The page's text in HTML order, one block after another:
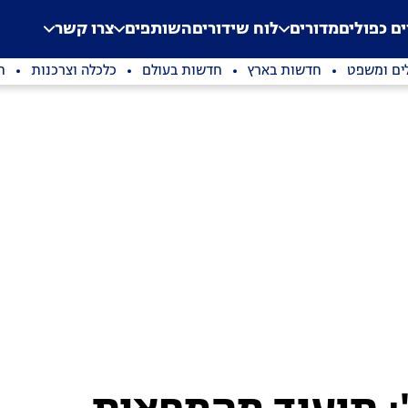
Application error: a
. כפוליםמדורים לוח שידוריםהשותפים צרו קשר
ומשפט חדשות בארץ חדשות בעולם כלכלה וצרכנות